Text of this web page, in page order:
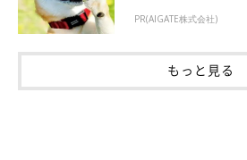
●フレンチ・ブルドッグ
●ミニチュア・ダックスフンド
●ペキニーズ
●パグ
PR(AIGATE株式会社)
もっと見る